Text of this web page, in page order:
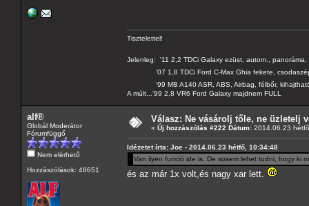
Tisztelettel!
Jelenleg: '11 2,2 TDCi Galaxy ezüst, autom.,
'07 1,8 TDCi Ford C-Max Ghia fekete,
'99 MB A140 ASR, ABS, Airbag, félbőr, kihajtható
A múlt...'99 2,8 VR6 Ford Galaxy majdnem FULL
alf®
Globál Moderátor
Fórumfüggő
Nem elérhető
Hozzászólások: 48651
Válasz: Ne vásárolj tőle, ne üzletelj
« Új hozzászólás #222 Dátum: 2014.06.23
Idézetet írta: Joe - 2014.06.23 hétfő, 10:34:48
Van ilyen funció ide is. De sosem lehet tudni, hogy ki
és az már 1x volt,és nagy xar lett.